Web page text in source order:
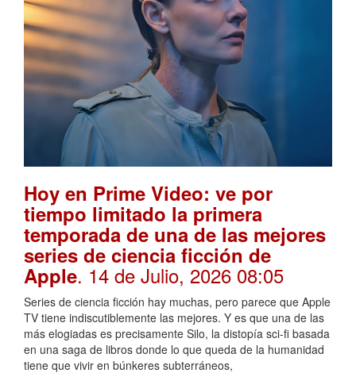
Hoy en Prime Video: ve por
tiempo limitado la primera
temporada de una de las mejores
series de ciencia ficción de
Apple. 14 de Julio, 2026 08:05
Series de ciencia ficción hay muchas, pero parece que Apple
TV tiene indiscutiblemente las mejores. Y es que una de las
más elogiadas es precisamente Silo, la distopía sci-fi basada
en una saga de libros donde lo que queda de la humanidad
tiene que vivir en búnkeres subterráneos,